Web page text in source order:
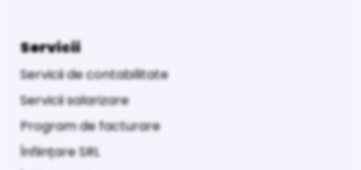
Servicii
Servicii de contabilitate
Servicii salarizare
Program de facturare
Înființare SRL